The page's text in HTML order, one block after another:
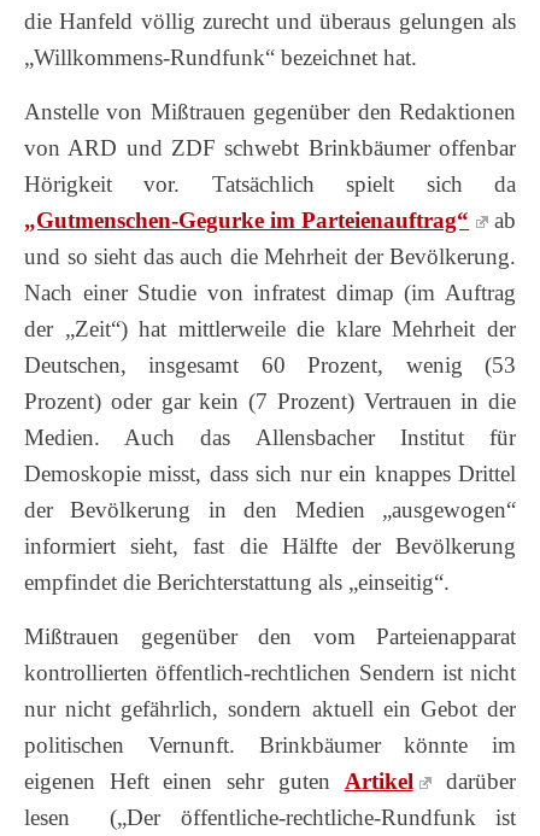
die Hanfeld völlig zurecht und überaus gelungen als
„Willkommens-Rundfunk“ bezeichnet hat.
Anstelle von Mißtrauen gegenüber den Redaktionen
von ARD und ZDF schwebt Brinkbäumer offenbar
Hörigkeit vor. Tatsächlich spielt sich da
„Gutmenschen-Gegurke im Parteienauftrag“
ab
und so sieht das auch die Mehrheit der Bevölkerung.
Nach einer Studie von infratest dimap (im Auftrag
der „Zeit“) hat mittlerweile die klare Mehrheit der
Deutschen, insgesamt 60 Prozent, wenig (53
Prozent) oder gar kein (7 Prozent) Vertrauen in die
Medien. Auch das Allensbacher Institut für
Demoskopie misst, dass sich nur ein knappes Drittel
der Bevölkerung in den Medien „ausgewogen“
informiert sieht, fast die Hälfte der Bevölkerung
empfindet die Berichterstattung als „einseitig“.
Mißtrauen gegenüber den vom Parteienapparat
kontrollierten öffentlich-rechtlichen Sendern ist nicht
nur nicht gefährlich, sondern aktuell ein Gebot der
politischen Vernunft. Brinkbäumer könnte im
eigenen Heft einen sehr guten Artikel
darüber
lesen („Der öffentliche-rechtliche-Rundfunk ist